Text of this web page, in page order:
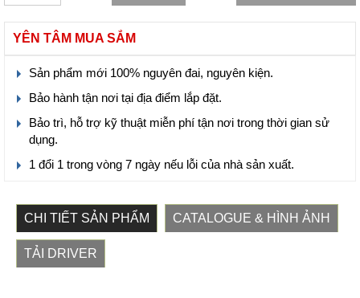
YÊN TÂM MUA SẮM
Sản phẩm mới 100% nguyên đai, nguyên kiện.
Bảo hành tận nơi tại địa điểm lắp đặt.
Bảo trì, hỗ trợ kỹ thuật miễn phí tận nơi trong thời gian sử
dụng.
1 đổi 1 trong vòng 7 ngày nếu lỗi của nhà sản xuất.
CHI TIẾT SẢN PHẨM CATALOGUE & HÌNH ẢNH
TẢI DRIVER